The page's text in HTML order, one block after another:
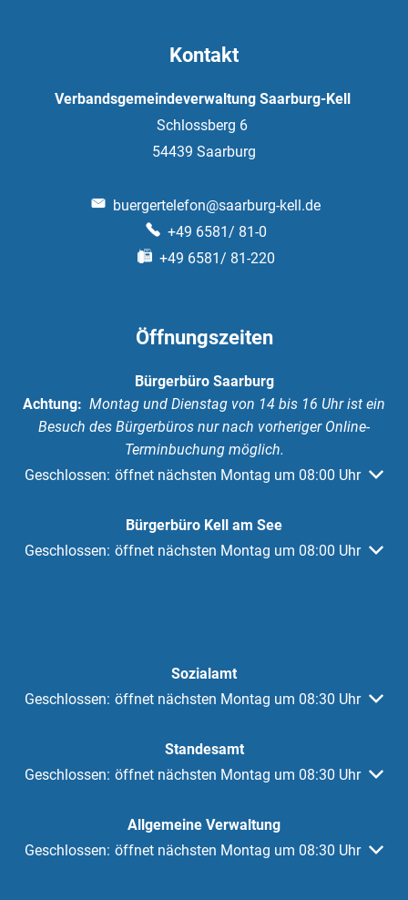
Kontakt
Verbandsgemeindeverwaltung Saarburg-Kell
Schlossberg 6
54439 Saarburg
buergertelefon@saarburg-kell.de
+49 6581/ 81-0
+49 6581/ 81-220
Öffnungszeiten
Bürgerbüro Saarburg
Achtung: Montag und Dienstag von 14 bis 16 Uhr ist ein
Besuch des Bürgerbüros nur nach vorheriger Online-
Terminbuchung möglich.
Klicken, um weitere Öffnungs- oder Schließzeiten
Geschlossen: öffnet nächsten Montag um 08:00 Uhr
Bürgerbüro Kell am See
Klicken, um weitere Öffnungs- oder Schließzeiten
Geschlossen: öffnet nächsten Montag um 08:00 Uhr
Sozialamt
Klicken, um weitere Öffnungs- oder Schließzeiten
Geschlossen: öffnet nächsten Montag um 08:30 Uhr
Standesamt
Klicken, um weitere Öffnungs- oder Schließzeiten
Geschlossen: öffnet nächsten Montag um 08:30 Uhr
Allgemeine Verwaltung
Klicken, um weitere Öffnungs- oder Schließzeiten
Geschlossen: öffnet nächsten Montag um 08:30 Uhr